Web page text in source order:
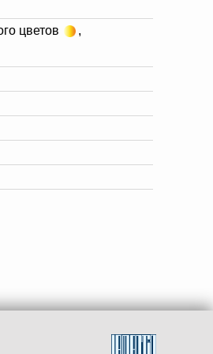
цветов
,